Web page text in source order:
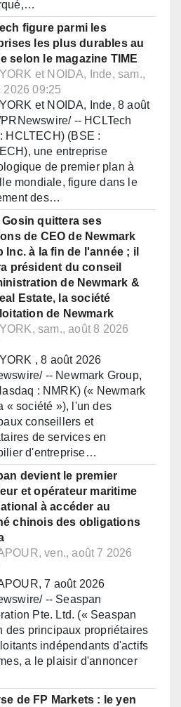
figure parmi les
les plus durables au
selon le magazine TIME
et NOIDA, Inde, sam.,
2026 09:25
et NOIDA, Inde, 8 août
-- HCLTech
HCLTECH) (BSE :
une entreprise
de premier plan à
mondiale, figure dans le
des…
Gosin quittera ses
de CEO de Newmark
Inc. à la fin de l'année ; il
président du conseil
de Newmark &
Estate, la société
de Newmark
sam., août 8 2026
, 8 août 2026
-- Newmark Group,
: NMRK) (« Newmark
« société »), l'un des
conseillers et
de services en
d'entreprise…
devient le premier
et opérateur maritime
à accéder au
chinois des obligations
ven., août 7 2026
7 août 2026
-- Seaspan
Pte. Ltd. (« Seaspan
des principaux propriétaires
indépendants d'actifs
a le plaisir d'annoncer
de FP Markets : le yen